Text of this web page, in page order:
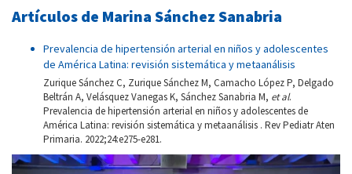
Artículos de Marina Sánchez Sanabria
Prevalencia de hipertensión arterial en niños y adolescentes
de América Latina: revisión sistemática y metaanálisis
Zurique Sánchez C, Zurique Sánchez M, Camacho López P, Delgado
Beltrán A, Velásquez Vanegas K, Sánchez Sanabria M, et al.
Prevalencia de hipertensión arterial en niños y adolescentes de
América Latina: revisión sistemática y metaanálisis . Rev Pediatr Aten
Primaria. 2022;24:e275-e281.